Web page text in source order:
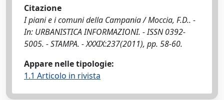
Citazione
I piani e i comuni della Campania / Moccia, F.D.. -
In: URBANISTICA INFORMAZIONI. - ISSN 0392-
5005. - STAMPA. - XXXIX:237(2011), pp. 58-60.
Appare nelle tipologie:
1.1 Articolo in rivista